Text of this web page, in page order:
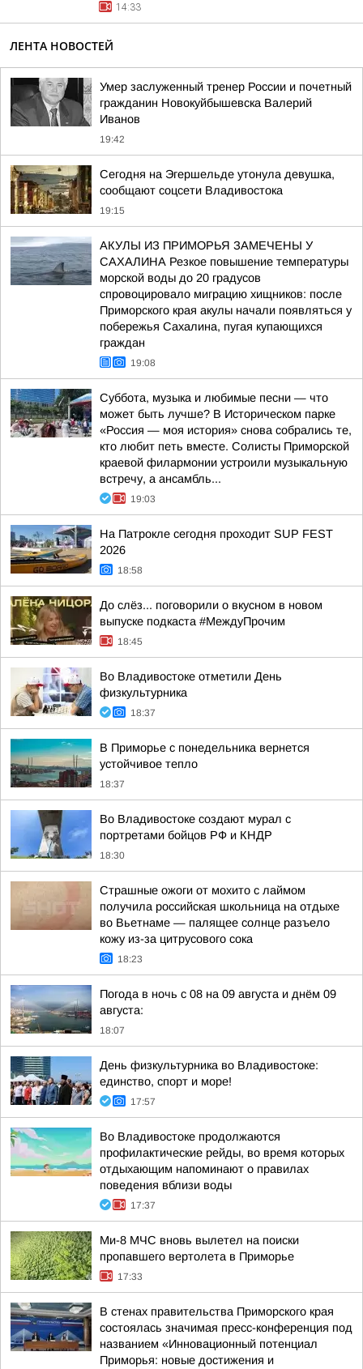
14:33
ЛЕНТА НОВОСТЕЙ
Умер заслуженный тренер России и почетный
гражданин Новокуйбышевска Валерий
Иванов
19:42
Сегодня на Эгершельде утонула девушка,
сообщают соцсети Владивостока
19:15
АКУЛЫ ИЗ ПРИМОРЬЯ ЗАМЕЧЕНЫ У
САХАЛИНА Резкое повышение температуры
морской воды до 20 градусов
спровоцировало миграцию хищников: после
Приморского края акулы начали появляться у
побережья Сахалина, пугая купающихся
граждан
19:08
Суббота, музыка и любимые песни — что
может быть лучше? В Историческом парке
«Россия — моя история» снова собрались те,
кто любит петь вместе. Солисты Приморской
краевой филармонии устроили музыкальную
встречу, а ансамбль...
19:03
На Патрокле сегодня проходит SUP FEST
2026
18:58
До слёз... поговорили о вкусном в новом
выпуске подкаста #МеждуПрочим
18:45
Во Владивостоке отметили День
физкультурника
18:37
В Приморье с понедельника вернется
устойчивое тепло
18:37
Во Владивостоке создают мурал с
портретами бойцов РФ и КНДР
18:30
Страшные ожоги от мохито с лаймом
получила российская школьница на отдыхе
во Вьетнаме — палящее солнце разъело
кожу из-за цитрусового сока
18:23
Погода в ночь с 08 на 09 августа и днём 09
августа:
18:07
День физкультурника во Владивостоке:
единство, спорт и море!
17:57
Во Владивостоке продолжаются
профилактические рейды, во время которых
отдыхающим напоминают о правилах
поведения вблизи воды
17:37
Ми-8 МЧС вновь вылетел на поиски
пропавшего вертолета в Приморье
17:33
В стенах правительства Приморского края
состоялась значимая пресс-конференция под
названием «Инновационный потенциал
Приморья: новые достижения и